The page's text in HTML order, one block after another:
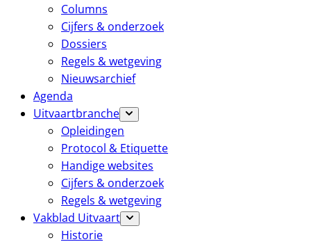
Columns
Cijfers & onderzoek
Dossiers
Regels & wetgeving
Nieuwsarchief
Agenda
Uitvaartbranche
Opleidingen
Protocol & Etiquette
Handige websites
Cijfers & onderzoek
Regels & wetgeving
Vakblad Uitvaart
Historie